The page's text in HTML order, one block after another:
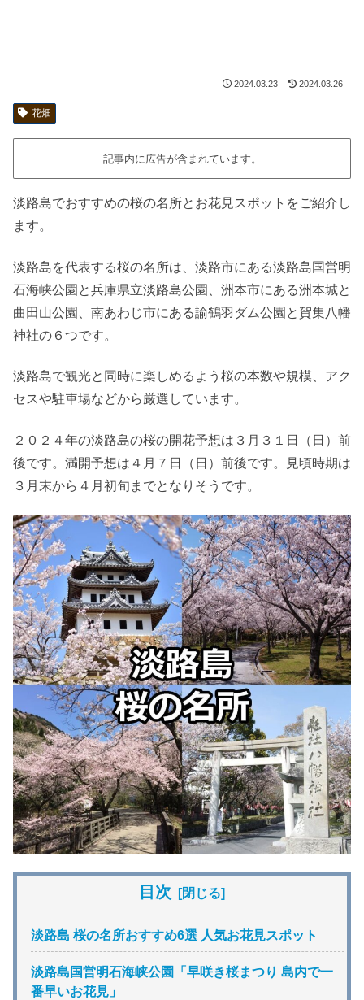
2024.03.23 2024.03.26
花畑
記事内に広告が含まれています。
淡路島でおすすめの桜の名所とお花見スポットをご紹介し
ます。
淡路島を代表する桜の名所は、淡路市にある淡路島国営明
石海峡公園と兵庫県立淡路島公園、洲本市にある洲本城と
曲田山公園、南あわじ市にある諭鶴羽ダム公園と賀集八幡
神社の６つです。
淡路島で観光と同時に楽しめるよう桜の本数や規模、アク
セスや駐車場などから厳選しています。
２０２４年の淡路島の桜の開花予想は３月３１日（日）前
後です。満開予想は４月７日（日）前後です。見頃時期は
３月末から４月初旬までとなりそうです。
目次
淡路島 桜の名所おすすめ6選 人気お花見スポット
淡路島国営明石海峡公園「早咲き桜まつり 島内で一
番早いお花見」